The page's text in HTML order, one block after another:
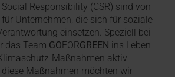
Responsibility (CSR) sind von
Unternehmen, die sich für soziale
einsetzen. Speziell bei
das Team GOFORGREEN ins Leben
Maßnahmen aktiv
Maßnahmen möchten wir